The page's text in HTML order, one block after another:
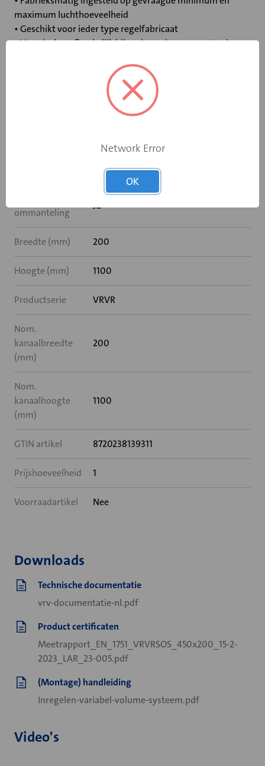
maximum luchthoeveelheid
• Geschikt voor ieder type regelfabricaat
• Voordrukonafhankelijk bij geringe eigen weerstand
ommanteling
Ja
Breedte (mm) 200
Hoogte (mm) 1100
Productserie VRVR
Nom.
kanaalbreedte
(mm)
200
Nom.
kanaalhoogte
(mm)
1100
GTIN artikel 8720238139311
Prijshoeveelheid 1
Voorraadartikel Nee
Downloads
Technische documentatie
vrv-documentatie-nl.pdf
Product certificaten
Meetrapport_EN_1751_VRVRSOS_450x200_15-2-
2023_LAR_23-005.pdf
(Montage) handleiding
Inregelen-variabel-volume-systeem.pdf
Video's
Network Error
OK